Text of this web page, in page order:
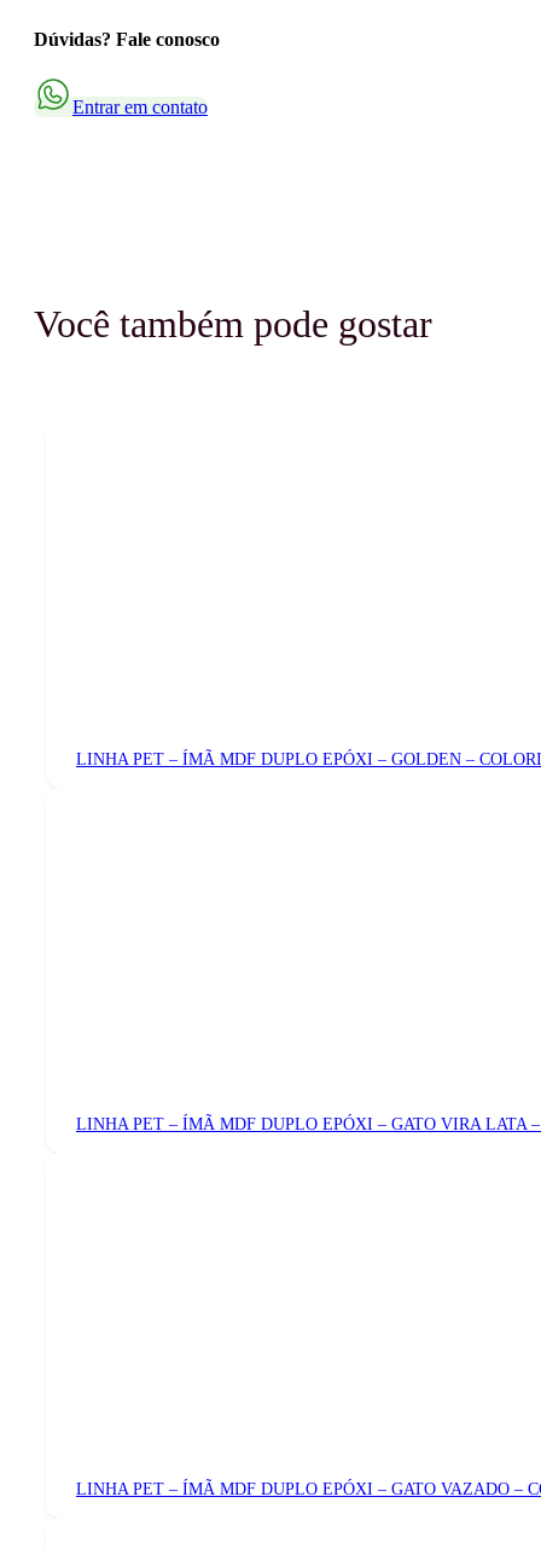
Dúvidas? Fale conosco
Entrar em contato
Você também pode gostar
LINHA PET – ÍMÃ MDF DUPLO EPÓXI – GOLDEN –
LINHA PET – ÍMÃ MDF DUPLO EPÓXI – GATO VIRA LATA
LINHA PET – ÍMÃ MDF DUPLO EPÓXI – GATO VAZADO –